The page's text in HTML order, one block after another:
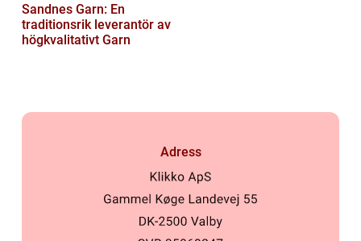
Sandnes Garn: En
traditionsrik leverantör av
högkvalitativt Garn
Adress